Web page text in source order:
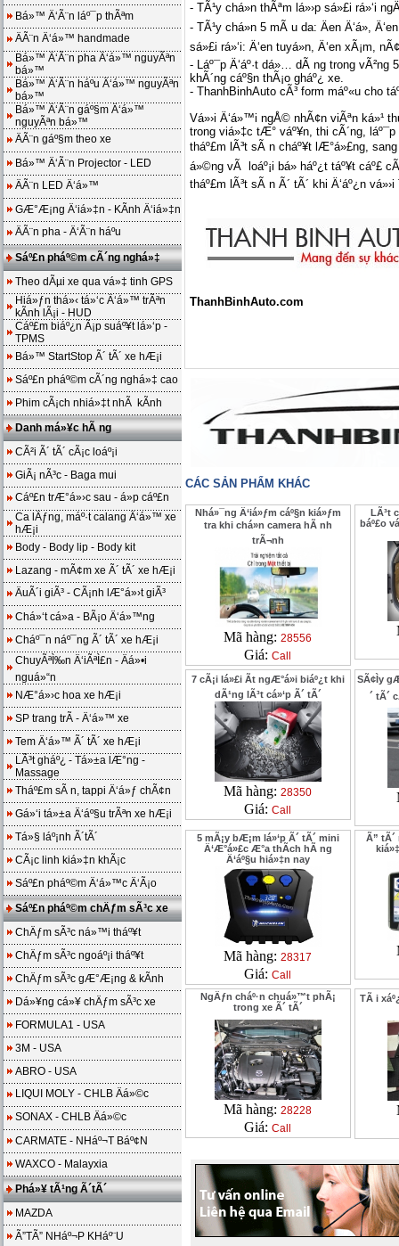
Bá»™ Ä‘Ã¨n láº¯p thÃªm
ÄÃ¨n Ä‘á»™ handmade
Bá»™ Ä‘Ã¨n pha Ä‘á»™ nguyÃªn
bá»™
Bá»™ Ä‘Ã¨n háº­u Ä‘á»™ nguyÃªn
bá»™
Bá»™ Ä‘Ã¨n gáº§m Ä‘á»™
nguyÃªn bá»™
ÄÃ¨n gáº§m theo xe
Bá»™ Ä‘Ã¨n Projector - LED
ÄÃ¨n LED Ä‘á»™
GÆ°Æ¡ng Ä‘iá»‡n - KÃ­nh Ä‘iá»‡n
ÄÃ¨n pha - Ä‘Ã¨n háº­u
Sáº£n pháº©m cÃ´ng nghá»‡
Theo dÃµi xe qua vá»‡ tinh GPS
Hiá»ƒn thá»‹ tá»‘c Ä‘á»™ trÃªn
kÃ­nh lÃ¡i - HUD
Cáº£m biáº¿n Ã¡p suáº¥t lá»‘p -
TPMS
Bá»™ StartStop Ã´ tÃ´ xe hÆ¡i
Sáº£n pháº©m cÃ´ng nghá»‡ cao
Phim cÃ¡ch nhiá»‡t nhÃ kÃ­nh
Danh má»¥c hÃ ng
CÃ²i Ã´ tÃ´ cÃ¡c loáº¡i
GiÃ¡ nÃ³c - Baga mui
Cáº£n trÆ°á»›c sau - á»p cáº£n
Ca lÄƒng, máº·t calang Ä‘á»™ xe
hÆ¡i
Body - Body lip - Body kit
Lazang - mÃ¢m xe Ã´ tÃ´ xe hÆ¡i
ÄuÃ´i giÃ³ - CÃ¡nh lÆ°á»›t giÃ³
Chá»‘t cá»­a - BÃ¡o Ä‘á»™ng
Cháº¯n náº¯ng Ã´ tÃ´ xe hÆ¡i
ChuyÃªÌ‰n Ä‘iÃªÌ£n - Äá»•i
nguá»“n
NÆ°á»›c hoa xe hÆ¡i
SP trang trÃ­ - Ä‘á»™ xe
Tem Ä‘á»™ Ã´ tÃ´ xe hÆ¡i
LÃ³t gháº¿ - Tá»±a lÆ°ng -
Massage
Tháº£m sÃ n, tappi Ä‘á»ƒ chÃ¢n
Gá»‘i tá»±a Ä‘áº§u trÃªn xe hÆ¡i
Tá»§ láº¡nh Ã´tÃ´
CÃ¡c linh kiá»‡n khÃ¡c
Sáº£n pháº©m Ä‘á»™c Ä‘Ã¡o
Sáº£n pháº©m chÄƒm sÃ³c xe
ChÄƒm sÃ³c ná»™i tháº¥t
ChÄƒm sÃ³c ngoáº¡i tháº¥t
ChÄƒm sÃ³c gÆ°Æ¡ng & kÃ­nh
Dá»¥ng cá»¥ chÄƒm sÃ³c xe
FORMULA1 - USA
3M - USA
ABRO - USA
LIQUI MOLY - CHLB Äá»©c
SONAX - CHLB Äá»©c
CARMATE - NHáº¬T Báº¢N
WAXCO - Malayxia
Phá»¥ tÃ¹ng Ã´tÃ´
MAZDA
Ã”TÃ” NHáº¬P KHáº¨U
- TÃ¹y chá»n thÃªm lá»›p sá»£i rá»‘i
- TÃ¹y chá»n 5 mÃ u da: Äen Ä‘á»,
sá»£i rá»‘i: Ä‘en tuyá»n, Ä‘en xÃ¡m,
- Láº¯p Ä‘áº·t dá»… dÃ ng trong vÃ²ng
khÃ´ng cáº§n thÃ¡o gháº¿ xe.
- ThanhBinhAuto cÃ³ form máº«u cho
Vá»›i Ä‘á»™i ngÅ© nhÃ¢n viÃªn ká»¹
trong viá»‡c tÆ° váº¥n, thi cÃ´ng, láº¯p
tháº£m lÃ³t sÃ n cháº¥t lÆ°á»£ng,
á»©ng vÃ loáº¡i bá» háº¿t táº¥t cáº£
tháº£m lÃ³t sÃ n Ã´ tÃ´ khi Ä‘áº¿n
ThanhBinhAuto.com
CÁC SẢN PHẨM KHÁC
Nhá»¯ng Ä‘iá»ƒm cáº§n kiá»ƒm
tra khi chá»n camera hÃ nh
trÃ¬nh
Mã hàng:28556
Giá:Call
LÃ³t
báº£o
7 cÃ¡i lá»£i Ã­t ngÆ°á»i biáº¿t khi
dÃ¹ng lÃ³t cá»‘p Ã´ tÃ´
Mã hàng:28350
Giá:Call
SÃ¢Ìy
´ tÃ´
5 mÃ¡y bÆ¡m lá»‘p Ã´ tÃ´ mini
Ä‘Æ°á»£c Æ°a thÃ­ch hÃ ng
Ä‘áº§u hiá»‡n nay
Mã hàng:28317
Giá:Call
Ã” tÃ´
NgÄƒn cháº·n chuá»™t phÃ¡
trong xe Ã´ tÃ´
Mã hàng:28228
Giá:Call
TÃ i